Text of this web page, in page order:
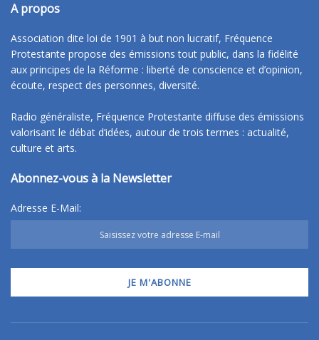
A propos
Association dite loi de 1901 à but non lucratif, Fréquence
Protestante propose des émissions tout public, dans la fidélité
aux principes de la Réforme : liberté de conscience et d’opinion,
écoute, respect des personnes, diversité.
Radio généraliste, Fréquence Protestante diffuse des émissions
valorisant le débat d’idées, autour de trois termes : actualité,
culture et arts.
Abonnez-vous à la Newsletter
Adresse E-Mail: